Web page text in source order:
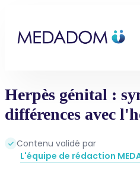
Herpès génital :
différences avec
Contenu validé par
L'équipe de rédaction